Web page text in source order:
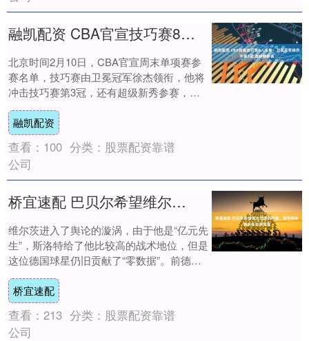
融凯配资 CBA官宣技巧赛8人名单：卫冕冠军徐杰冲第3冠 庞峥麟参赛
北京时间2月10日，CBA官宣周末单项赛参
赛名单，技巧赛由卫冕冠军徐杰领衔，他将
冲击技巧赛第3冠，还有超级新秀参赛，外
加前技巧王黎伊扬与李悦州等球员。 CBA
全....
融凯配资
查看： 100 分类： 股票配资靠谱
公司
桥宜速配 巴贝尔希望维尔茨得到休整，德甲媒体要多多抬举凯恩
维尔茨进入了舆论的漩涡，由于他是“亿元先
生”，斯洛特给了他比较高的战术地位，但是
这位德国球星仍旧贡献了“零数据”。前德国
国脚巴贝尔坦言，相比起技术层面的进化，
维....
桥宜速配
查看： 213 分类： 股票配资靠谱
公司